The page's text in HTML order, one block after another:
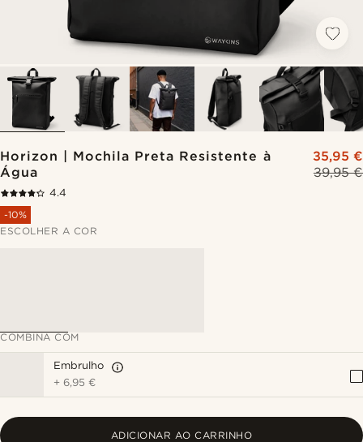
Horizon | Mochila Preta Resistente à
Água
39,95 €
35,95 €
4.4
-10%
ESCOLHER A COR
COMBINA COM
Embrulho
+6,95 €
ADICIONAR AO CARRINHO